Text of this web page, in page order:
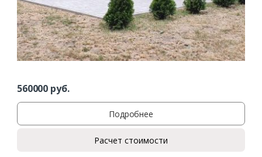
560000 руб.
Подробнее
Расчет стоимости